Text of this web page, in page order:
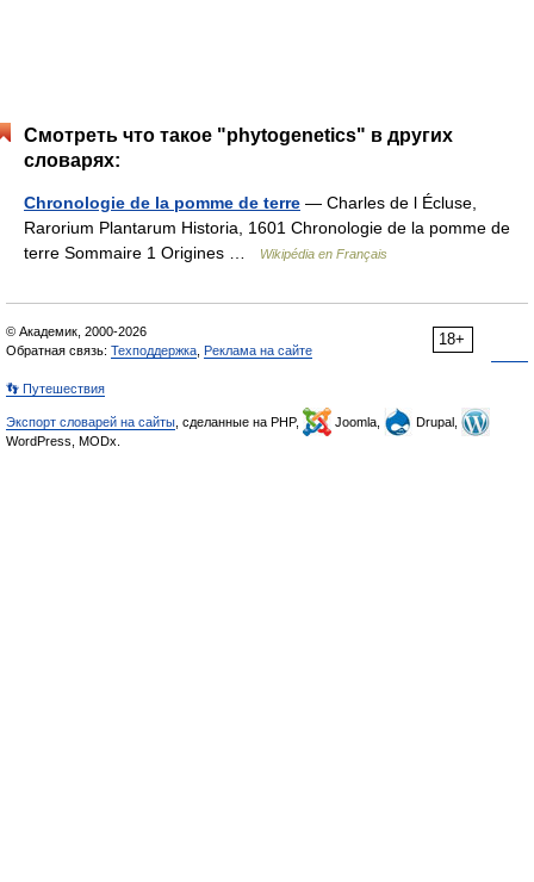
Смотреть что такое "phytogenetics" в других
словарях:
Chronologie de la pomme de terre — Charles de l Écluse,
Rarorium Plantarum Historia, 1601 Chronologie de la pomme de
terre Sommaire 1 Origines …
Wikipédia en Français
18+
© Академик, 2000-2026
Обратная связь: Техподдержка Реклама на сайте
👣 Путешествия
Экспорт словарей на сайты , сделанные на PHP, Joomla,
Drupal,
WordPress, MODx.